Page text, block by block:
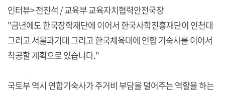
인터뷰> 전진석 / 교육부 교육자치협력안전국장
"금년에도 한국장학재단에 이어서 한국사학진흥재단이 인천대
그리고 서울과기대 그리고 한국체육대에 연합 기숙사를 이어서
착공할 계획으로 있습니다."
국토부 역시 연합기숙사가 주거비 부담을 덜어주는 역할을 하는